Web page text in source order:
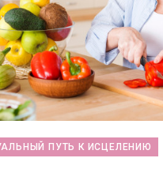
ПУТЬ К ИСЦЕЛЕНИЮ